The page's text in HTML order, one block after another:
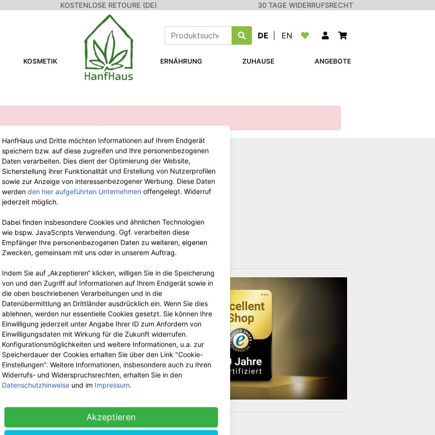
KOSTENLOSE RETOURE (DE) 30 TAGE WIDERRUFSRECHT
DE EN
KOSMETIK ERNÄHRUNG ZUHAUSE ANGEBOTE
WIR SIND FÜR DICH DA!
Tel.: 0211 699 90 56-10von 9-13 Uhr
Fax: 0211 699 90 56-18
Lagerverkauf
Nach telefonischer Terminvereinbarung
HanfHaus und Dritte möchten Informationen auf Ihrem Endgerät
speichern bzw. auf diese zugreifen und Ihre personenbezogenen
Daten verarbeiten. Dies dient der Optimierung der Website,
Sicherstellung ihrer Funktionalität und Erstellung von Nutzerprofilen
sowie zur Anzeige von interessenbezogener Werbung. Diese Daten
werden den hier aufgeführten Unternehmen offengelegt. Widerruf
jederzeit möglich.
Dabei finden insbesondere Cookies und ähnlichen Technologien
wie bspw. JavaScripts Verwendung. Ggf. verarbeiten diese
Empfänger Ihre personenbezogenen Daten zu weiteren, eigenen
Zwecken, gemeinsam mit uns oder in unserem Auftrag.
Indem Sie auf „Akzeptieren“ klicken, willigen Sie in die Speicherung
von und den Zugriff auf Informationen auf Ihrem Endgerät sowie in
die oben beschriebenen Verarbeitungen und in die
Datenübermittlung an Drittländer ausdrücklich ein. Wenn Sie dies
ablehnen, werden nur essentielle Cookies gesetzt. Sie können Ihre
Einwilligung jederzeit unter Angabe Ihrer ID zum Anfordern von
Einwilligungsdaten mit Wirkung für die Zukunft widerrufen.
Konfigurationsmöglichkeiten und weitere Informationen, u.a. zur
Speicherdauer der Cookies erhalten Sie über den Link "Cookie-
Einstellungen". Weitere Informationen, insbesondere auch zu Ihren
Widerrufs- und Widerspruchsrechten, erhalten Sie in den
Datenschutzhinweise und im Impressum.
Akzeptieren